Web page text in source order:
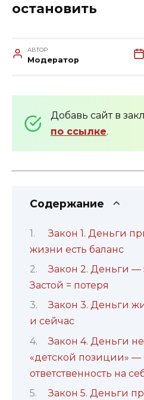
остановить
АВТОР
Модератор
Добавь сайт в
по ссылке.
Содержание
Закон 1. Деньги
жизни есть баланс
Закон 2. Деньги —
Застой = потеря
Закон 3. Деньги
и сейчас
Закон 4. Деньги
«детской позиции» —
ответственность на
Закон 5. Деньги